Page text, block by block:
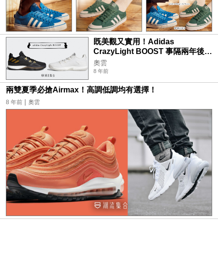
既美觀又實用！Adidas
CrazyLight BOOST 事隔兩年後回
歸！
奧雲
8 年前
兩雙夏季必搶Airmax！高調低調均有選擇！
8 年前 | 奧雲